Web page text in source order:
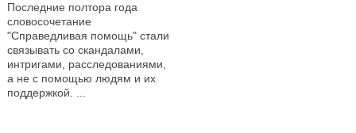
Последние полтора года
словосочетание
"Справедливая помощь" стали
связывать со скандалами,
интригами, расследованиями,
а не с помощью людям и их
поддержкой. ...